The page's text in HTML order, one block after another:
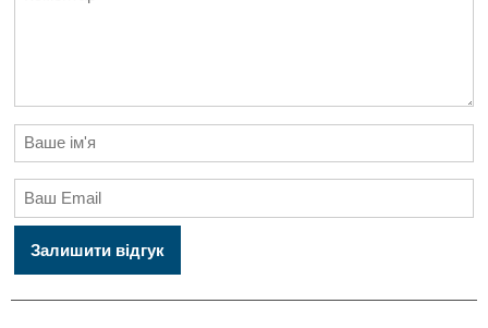
Залишити відгук